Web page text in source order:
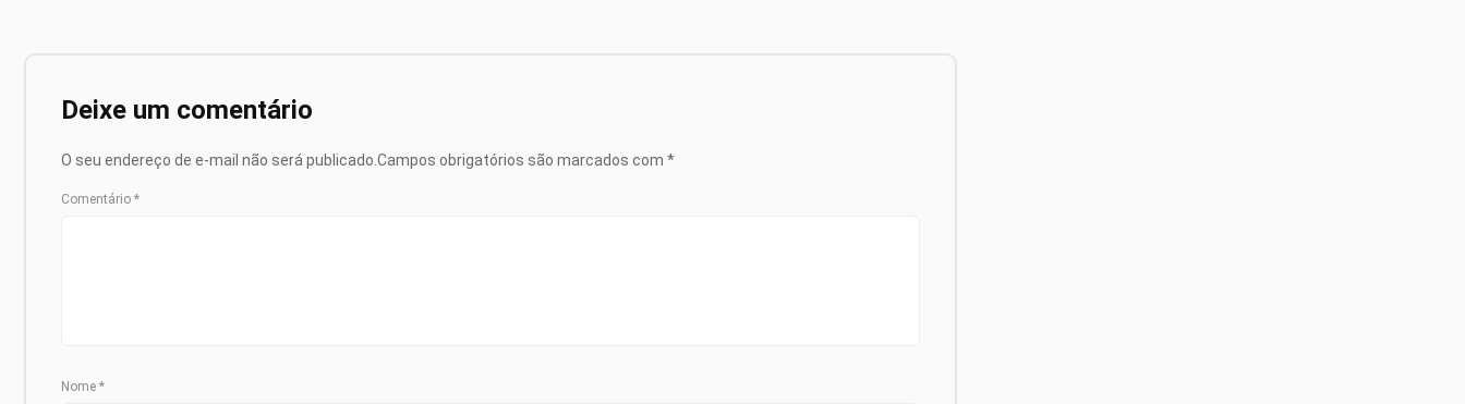
Deixe um comentário
O seu endereço de e-mail não será publicado. Campos obrigatórios são marcados com *
Comentário *
Nome *